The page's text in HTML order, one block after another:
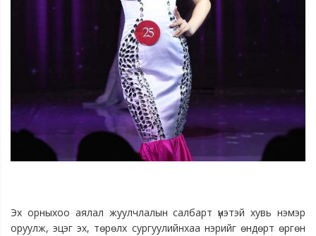
Эх орныхоо аялал жуулчлалын салбарт үнэтэй хувь нэмэр
оруулж, эцэг эх, төрөлх сургуулийнхаа нэрийг өндөрт өргөн